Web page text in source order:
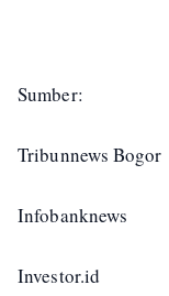
Sumber:
Tribunnews Bogor
Infobanknews
Investor.id